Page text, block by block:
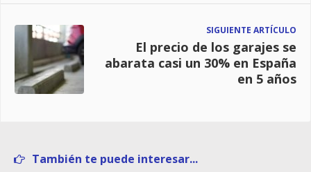
SIGUIENTE ARTÍCULO
El precio de los garajes se
abarata casi un 30% en España
en 5 años
También te puede interesar...